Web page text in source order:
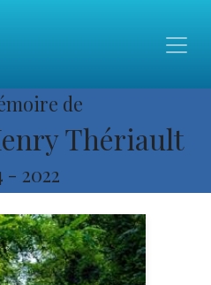
de
Thériault
- 2022